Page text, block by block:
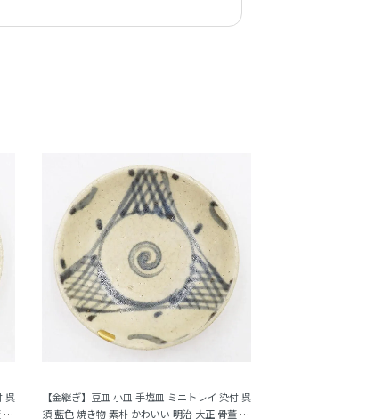
呉
ア
【金継ぎ】豆皿 小皿 手塩皿 ミニトレイ 染付 呉
須 藍色 焼き物 素朴 かわいい 明治 大正 骨董 ア